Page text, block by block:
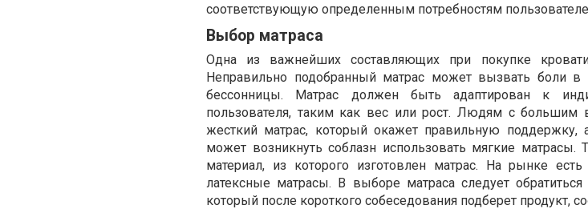
соответствующую определенным потребностям
Выбор матраса
Одна из важнейших составляющих при покупке
Неправильно подобранный матрас может вызвать боли в
бессонницы. Матрас должен быть адаптирован к
пользователя, таким как вес или рост. Людям с большим
жесткий матрас, который окажет правильную
может возникнуть соблазн использовать мягкие
материал, из которого изготовлен матрас. На рынке
латексные матрасы. В выборе матраса следует
который после короткого собеседования подберет продукт,